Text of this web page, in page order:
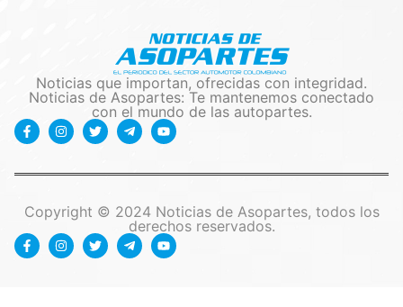
Noticias que importan, ofrecidas con integridad.
Noticias de Asopartes: Te mantenemos conectado
con el mundo de las autopartes.
Copyright © 2024 Noticias de Asopartes, todos los
derechos reservados.